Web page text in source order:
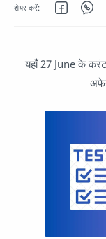
यहाँ 27 June के